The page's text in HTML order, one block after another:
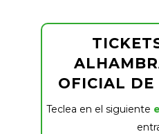
OFICIAL DE
Teclea en el siguiente